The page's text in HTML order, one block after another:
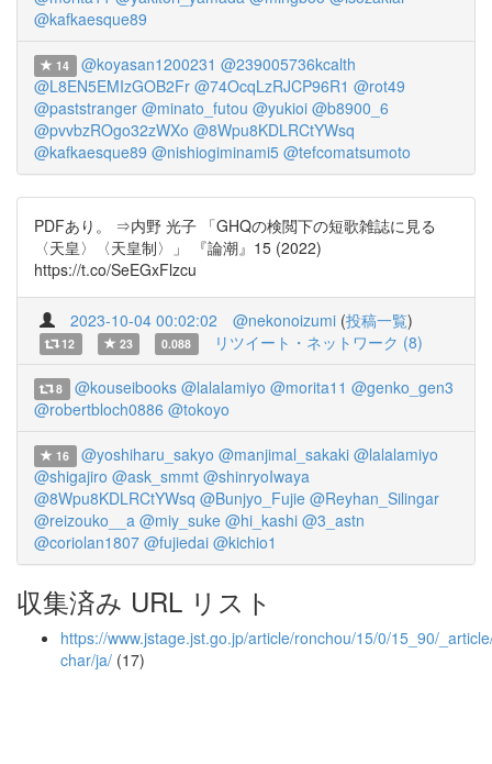
@kafkaesque89
14 @koyasan1200231 @239005736kcalth
@L8EN5EMIzGOB2Fr @74OcqLzRJCP96R1 @rot49
@paststranger @minato_futou @yukioi @b8900_6
@pvvbzROgo32zWXo @8Wpu8KDLRCtYWsq
@kafkaesque89 @nishiogiminami5 @tefcomatsumoto
PDFあり。 ⇒内野 光子 「GHQの検閲下の短歌雑誌に見る
〈天皇〉〈天皇制〉」 『論潮』15 (2022)
https://t.co/SeEGxFlzcu
2023-10-04 00:02:02 @nekonoizumi (投稿一覧)
12 23 0.088 リツイート・ネットワーク (8)
8 @kouseibooks @lalalamiyo @morita11 @genko_gen3
@robertbloch0886 @tokoyo
16 @yoshiharu_sakyo @manjimal_sakaki @lalalamiyo
@shigajiro @ask_smmt @shinryoIwaya
@8Wpu8KDLRCtYWsq @Bunjyo_Fujie @Reyhan_Silingar
@reizouko__a @miy_suke @hi_kashi @3_astn
@coriolan1807 @fujiedai @kichio1
収集済み URL リスト
https://www.jstage.jst.go.jp/article/ronchou/15/0/15_90/
char/ja/ (17)